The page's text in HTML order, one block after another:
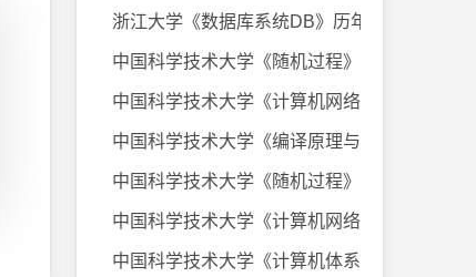
浙江大学《数据库系统DB》历年试卷
中国科学技术大学《随机过程》近几
中国科学技术大学《计算机网络》课
中国科学技术大学《编译原理与技术
中国科学技术大学《随机过程》课件
中国科学技术大学《计算机网络》20
中国科学技术大学《计算机体系结构